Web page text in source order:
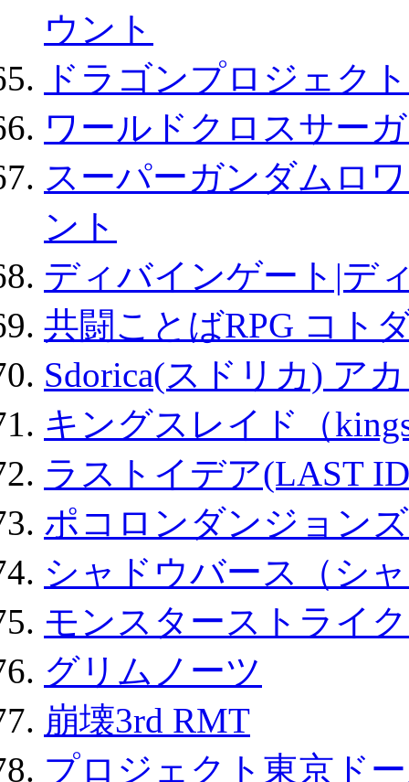
ウント
ドラゴンプロジェク
ワールドクロスサー
スーパーガンダムロ
ント
ディバインゲート|デ
共闘ことばRPG コト
Sdorica(スドリカ) ア
キングスレイド（
ラストイデア(LAST
ポコロンダンジョン
シャドウバース（シ
モンスターストライ
グリムノーツ
崩壊3rd RMT
プロジェクト東京ド